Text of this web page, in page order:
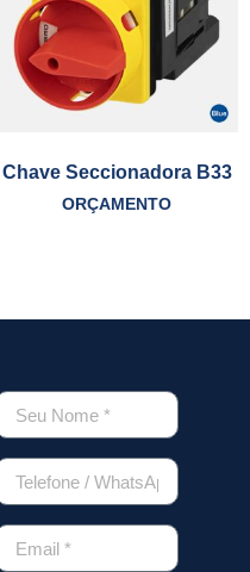
Chave Seccionadora B33
ORÇAMENTO